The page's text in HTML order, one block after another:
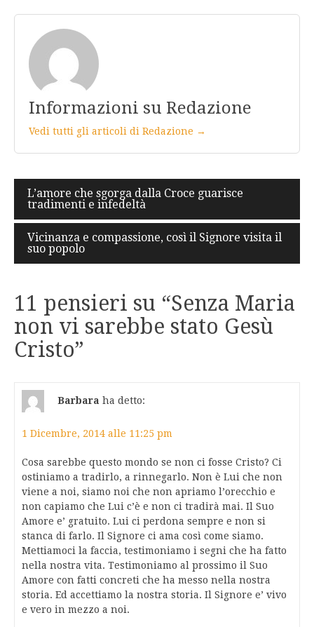
Informazioni su Redazione
Vedi tutti gli articoli di Redazione →
Navigazione
articoli
L’amore che sgorga dalla Croce guarisce
tradimenti e infedeltà
Vicinanza e compassione, così il Signore visita il
suo popolo
11 pensieri su “Senza Maria
non vi sarebbe stato Gesù
Cristo”
Barbara ha detto:
1 Dicembre, 2014 alle 11:25 pm
Cosa sarebbe questo mondo se non ci fosse Cristo? Ci
ostiniamo a tradirlo, a rinnegarlo. Non è Lui che non
viene a noi, siamo noi che non apriamo l’orecchio e
non capiamo che Lui c’è e non ci tradirà mai. Il Suo
Amore e’ gratuito. Lui ci perdona sempre e non si
stanca di farlo. Il Signore ci ama così come siamo.
Mettiamoci la faccia, testimoniamo i segni che ha fatto
nella nostra vita. Testimoniamo al prossimo il Suo
Amore con fatti concreti che ha messo nella nostra
storia. Ed accettiamo la nostra storia. Il Signore e’ vivo
e vero in mezzo a noi.